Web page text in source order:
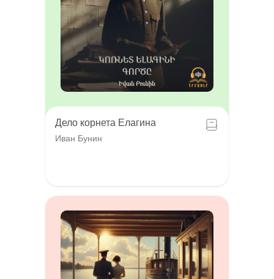
Дело корнета Елагина
Иван Бунин